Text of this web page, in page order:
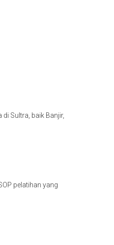
Sultra, baik Banjir,
pelatihan yang